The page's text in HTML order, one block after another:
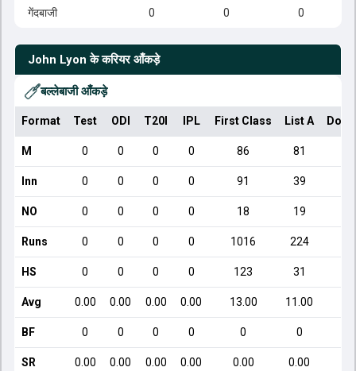
गेंदबाजी 0 0 0
John Lyon के करियर आँकड़े
बल्लेबाजी आँकड़े
Format Test ODI T20I IPL First Class List A
M 0 0 0 0 86 81
Inn 0 0 0 0 91 39
NO 0 0 0 0 18 19
Runs 0 0 0 0 1016 224
HS 0 0 0 0 123 31
Avg 0.00 0.00 0.00 0.00 13.00 11.00
BF 0 0 0 0 0 0
SR 0.00 0.00 0.00 0.00 0.00 0.00